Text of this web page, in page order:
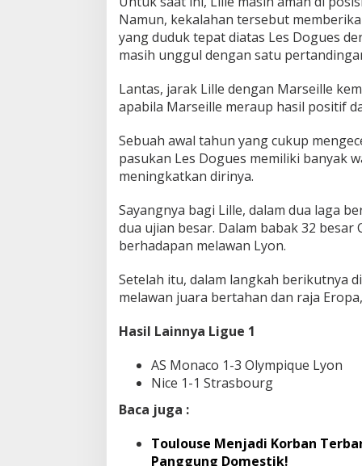
Namun, kekalahan tersebut
yang duduk tepat diatas Les Dogues
masih unggul dengan satu
Lantas, jarak Lille dengan Marseille
apabila Marseille meraup hasil positif
Sebuah awal tahun yang cukup
pasukan Les Dogues memiliki banyak
meningkatkan dirinya.
Sayangnya bagi Lille, dalam dua laga
dua ujian besar. Dalam babak 32 besar
berhadapan melawan Lyon.
Setelah itu, dalam langkah berikutnya
melawan juara bertahan dan raja
Hasil Lainnya Ligue 1
AS Monaco 1-3 Olympique Lyon
Nice 1-1 Strasbourg
Baca juga :
Toulouse Menjadi Korban
Panggung Domestik!